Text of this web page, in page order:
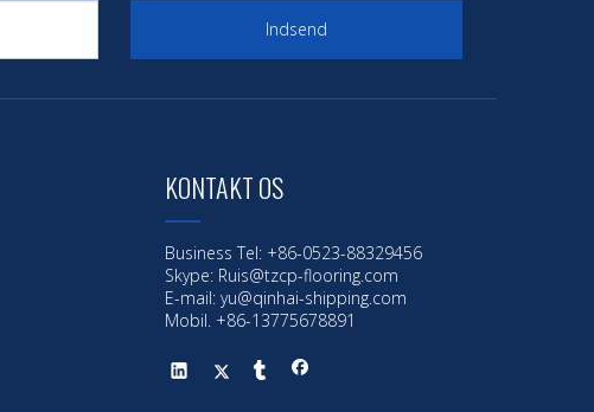
Indsend
KONTAKT OS
Business Tel: +86-0523-88329456
Skype: Ruis@tzcp-flooring.com
E-mail: yu@qinhai-shipping.com
Mobil. +86-13775678891